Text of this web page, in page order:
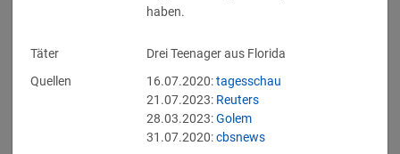
Vorfälle pro Seite.
3 4 5 ...
haben.
Täter
Drei Teenager aus Florida
Quellen
16.07.2020:tagesschau
21.07.2023: Reuters
28.03.2023:Golem
31.07.2020:cbsnews